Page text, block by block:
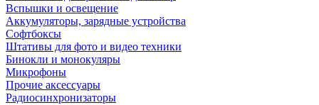
Вспышки и освещение
Аккумуляторы, зарядные устройства
Софтбоксы
Штативы для фото и видео техники
Бинокли и монокуляры
Микрофоны
Прочие аксессуары
Радиосинхронизаторы